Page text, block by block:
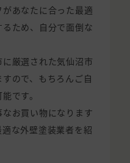
あなたに合った最適
ため、自分で面倒な
厳選された気仙沼市
ので、もちろんご自
です。
お買い物になります
な外壁塗装業者を紹